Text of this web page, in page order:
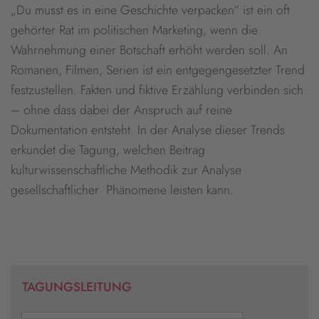
„Du musst es in eine Geschichte verpacken“ ist ein oft
gehörter Rat im politischen Marketing, wenn die
Wahrnehmung einer Botschaft erhöht werden soll. An
Romanen, Filmen, Serien ist ein entgegengesetzter Trend
festzustellen. Fakten und fiktive Erzählung verbinden sich
– ohne dass dabei der Anspruch auf reine
Dokumentation entsteht. In der Analyse dieser Trends
erkundet die Tagung, welchen Beitrag
kulturwissenschaftliche Methodik zur Analyse
gesellschaftlicher Phänomene leisten kann.
TAGUNGSLEITUNG